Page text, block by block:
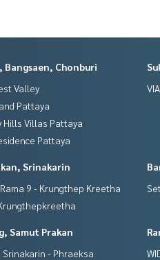
Bangsaen, Chonburi
Valley
Pattaya
Hills Villas Pattaya
Pattaya
Srinakarin
9 - Krungthep Kreetha
Samut Prakan
Srinakarin - Phraeksa